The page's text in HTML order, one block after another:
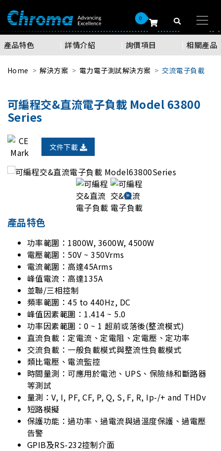
0
產品特色 詳情介紹 詢價項目 相關產品
Home 解決方案 電力電子測試解決方案 交流電子負載
可編程交&直流電子負載 Model 63800
Series
文件下載
產品特色
功率範圍：1800W, 3600W, 4500W
電壓範圍：50V ~ 350Vrms
電流範圍：高達45Arms
峰值電流：高達135A
並聯/三相控制
頻率範圍：45 to 440Hz, DC
峰值因素範圍：1.414 ~ 5.0
功率因素範圍：0 ~ 1 超前或落後(整流模式)
直流負載：定電流、定電阻、定電壓、定功率
交流負載：一般負載模式與整流性負載模式
類比電壓、電流監控
時間量測：可應用於電池、UPS、保險絲和斷路器
等測試
量測：V, I, PF, CF, P, Q, S, F, R, Ip-/+ and THDv
短路模擬
保護功能：過功率、過電流與過溫度保護、過電壓
告警
GPIB及RS-232控制介面